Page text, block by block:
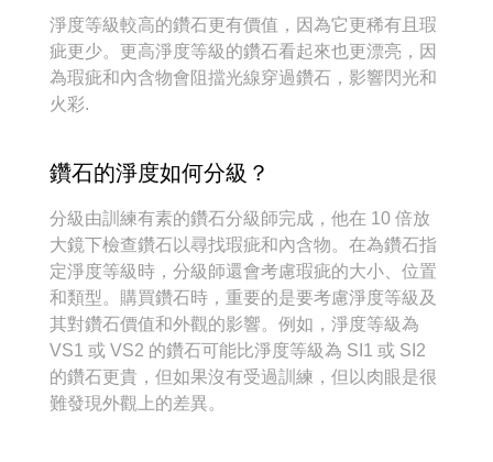
淨度等級較高的鑽石更有價值，因為它更稀有且瑕
疵更少。更高淨度等級的鑽石看起來也更漂亮，因
為瑕疵和內含物會阻擋光線穿過鑽石，影響閃光和
火彩.
鑽石的淨度如何分級？
分級由訓練有素的鑽石分級師完成，他在 10 倍放
大鏡下檢查鑽石以尋找瑕疵和內含物。在為鑽石指
定淨度等級時，分級師還會考慮瑕疵的大小、位置
和類型。購買鑽石時，重要的是要考慮淨度等級及
其對鑽石價值和外觀的影響。例如，淨度等級為
VS1 或 VS2 的鑽石可能比淨度等級為 SI1 或 SI2
的鑽石更貴，但如果沒有受過訓練，但以肉眼是很
難發現外觀上的差異。